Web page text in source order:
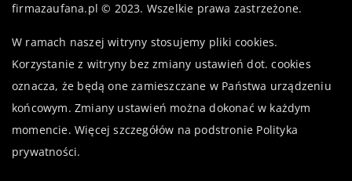
firmazaufana.pl © 2023. Wszelkie prawa zastrzeżone.
W ramach naszej witryny stosujemy pliki cookies.
Korzystanie z witryny bez zmiany ustawień dot. cookies
oznacza, że będą one zamieszczane w Państwa urządzeniu
końcowym. Zmiany ustawień można dokonać w każdym
momencie. Więcej szczegółów na podstronie Polityka
prywatności.